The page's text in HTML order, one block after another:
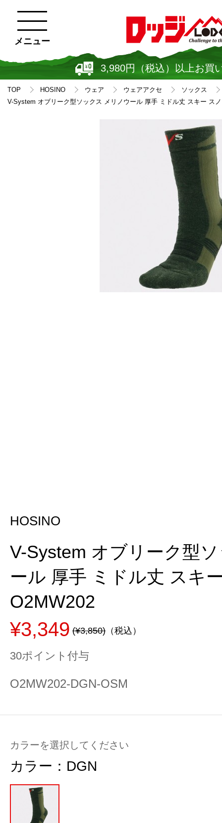
3,980円（税込）以上お買
メニュー
TOP HOSINO ウェア ウェアアクセ
ソックス
V-System オブリーク型ソックス メリノウール 厚手 ミドル丈 スキー ス
HOSINO
V-System オブリーク型
ール 厚手 ミドル丈 スキ
O2MW202
¥3,349 (¥3,850) （税込）
30ポイント付与
O2MW202-DGN-OSM
カラーを選択してください
カラー： DGN